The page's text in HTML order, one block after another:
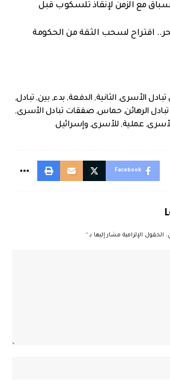
مع الزمن لإنقاذ تلسكوب قبل
اقتراح لسحب الثقة من الحكومة
تبادل الأسرى, الثانية, الدفعة, بدء, بين, تبادل,
تبادل الرهائن, حماس, صفقات تبادل الأسرى,
, عملية, للأسرى, وإسرائيل
Facebook
الحقول الإلزامية مشار إليها بـ *